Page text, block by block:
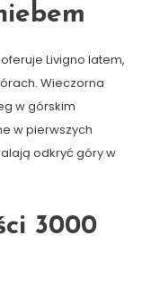
Livigno latem,
Wieczorna
w górskim
w pierwszych
odkryć góry w
3000